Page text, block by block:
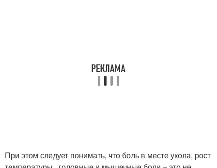
При этом следует понимать, что боль в месте укола, рост